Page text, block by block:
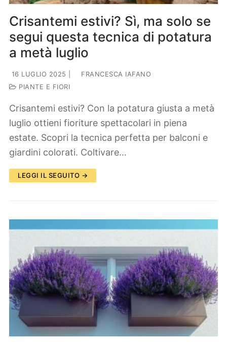
Crisantemi estivi? Sì, ma solo se
segui questa tecnica di potatura
a metà luglio
16 LUGLIO 2025
FRANCESCA IAFANO
PIANTE E FIORI
Crisantemi estivi? Con la potatura giusta a metà
luglio ottieni fioriture spettacolari in piena
estate. Scopri la tecnica perfetta per balconi e
giardini colorati. Coltivare…
LEGGI IL SEGUITO →